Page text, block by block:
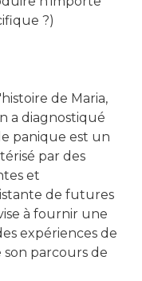
?)
de Maria,
a diagnostiqué
panique est un
par des
et
de futures
à fournir une
expériences de
son parcours de